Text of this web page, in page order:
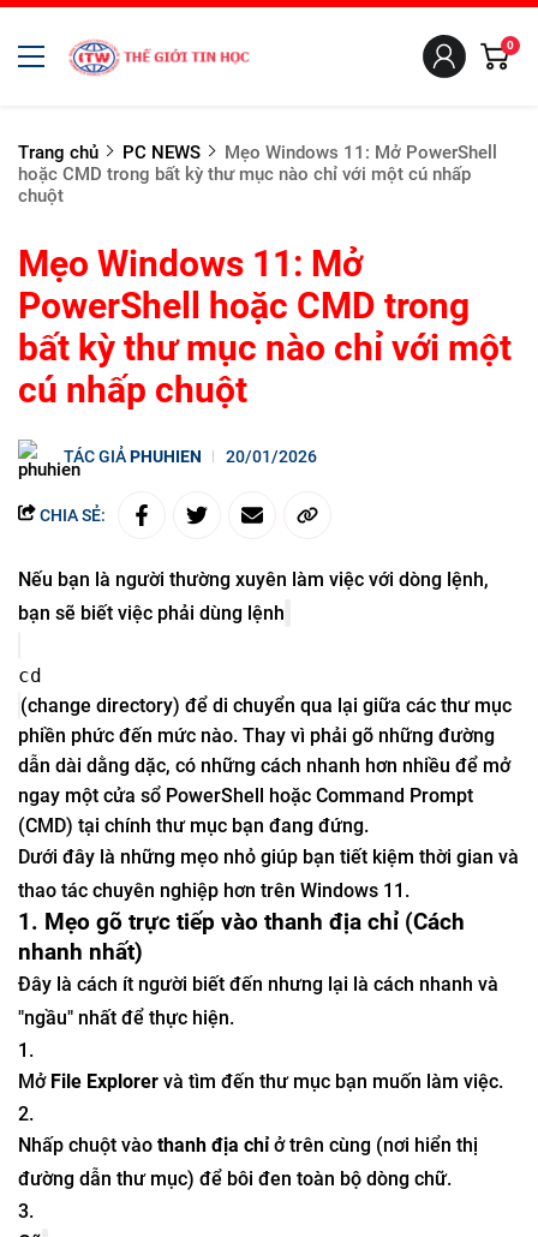
0
Trang chủ PC NEWS
Mẹo Windows 11: Mở PowerShell
hoặc CMD trong bất kỳ thư mục nào chỉ với một cú nhấp
chuột
Mẹo Windows 11: Mở
PowerShell hoặc CMD trong
bất kỳ thư mục nào chỉ với một
cú nhấp chuột
TÁC GIẢPHUHIEN 20/01/2026
CHIA SẺ:
Nếu bạn là người thường xuyên làm việc với dòng lệnh,
bạn sẽ biết việc phải dùng lệnh
cd
(change directory) để di chuyển qua lại giữa các thư mục
phiền phức đến mức nào. Thay vì phải gõ những đường
dẫn dài dằng dặc, có những cách nhanh hơn nhiều để mở
ngay một cửa sổ PowerShell hoặc Command Prompt
(CMD) tại chính thư mục bạn đang đứng.
Dưới đây là những mẹo nhỏ giúp bạn tiết kiệm thời gian và
thao tác chuyên nghiệp hơn trên Windows 11.
1. Mẹo gõ trực tiếp vào thanh địa chỉ (Cách
nhanh nhất)
Đây là cách ít người biết đến nhưng lại là cách nhanh và
"ngầu" nhất để thực hiện.
Mở File Explorer và tìm đến thư mục bạn muốn làm việc.
Nhấp chuột vào thanh địa chỉở trên cùng (nơi hiển thị
đường dẫn thư mục) để bôi đen toàn bộ dòng chữ.